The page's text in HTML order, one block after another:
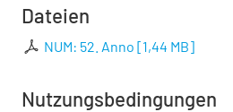
Dateien
NUM: 52. Anno [1,44 MB]
Nutzungsbedingungen